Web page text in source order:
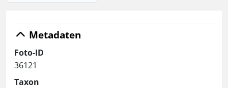
Metadaten
Foto-ID
36121
Taxon